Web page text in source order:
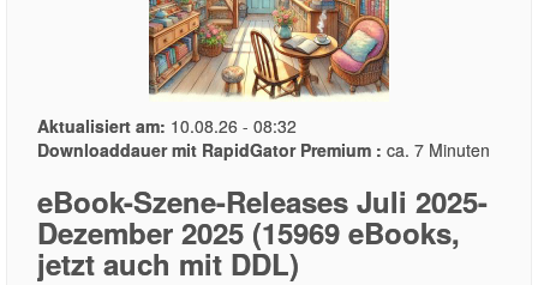
Aktualisiert am: 10.08.26 - 08:32
Downloaddauer mit RapidGator Premium : ca. 7 Minuten
eBook-Szene-Releases Juli 2025-
Dezember 2025 (15969 eBooks,
jetzt auch mit DDL)